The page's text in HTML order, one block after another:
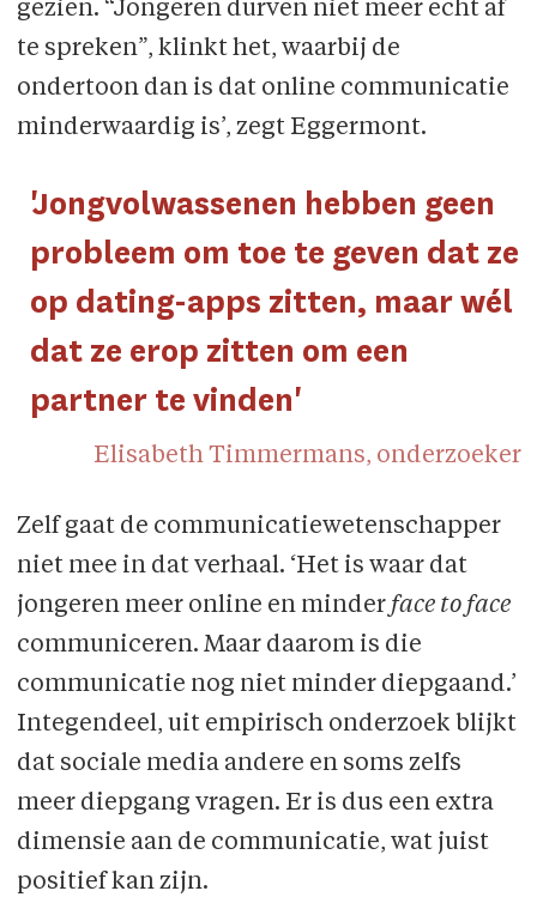
gezien. “Jongeren durven niet meer echt af
te spreken”, klinkt het, waarbij de
ondertoon dan is dat online communicatie
minderwaardig is’, zegt Eggermont.
'Jongvolwassenen hebben geen
probleem om toe te geven dat ze
op dating-apps zitten, maar wél
dat ze erop zitten om een
partner te vinden'
Elisabeth Timmermans, onderzoeker
Zelf gaat de communicatiewetenschapper
niet mee in dat verhaal. ‘Het is waar dat
jongeren meer online en minder face to face
communiceren. Maar daarom is die
communicatie nog niet minder diepgaand.’
Integendeel, uit empirisch onderzoek blijkt
dat sociale media andere en soms zelfs
meer diepgang vragen. Er is dus een extra
dimensie aan de communicatie, wat juist
positief kan zijn.